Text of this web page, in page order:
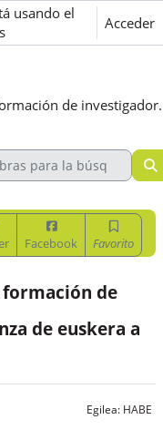
usando el
Acceder
HABE convoca dos
Facebook Favorito
formación de
de euskera a
Egilea: HABE